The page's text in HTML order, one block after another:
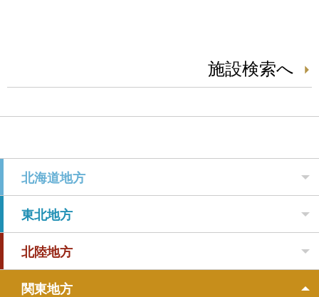
施設検索へ
北海道地方
東北地方
北陸地方
関東地方